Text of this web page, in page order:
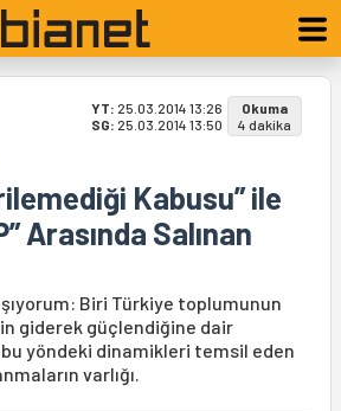
YT: 25.03.2014 13:26
SG: 25.03.2014 13:50
Okuma
4 dakika
Kabusu” ile
Arasında Salınan
Biri Türkiye toplumunun
giderek güçlendiğine dair
yöndeki dinamikleri temsil eden
varlığı.